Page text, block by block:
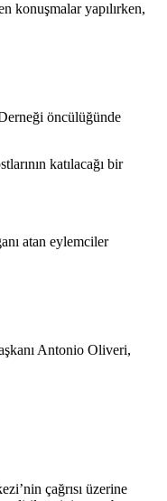
konuşmalar yapılırken,
öncülüğünde
katılacağı bir
atan eylemciler
Antonio Oliveri,
çağrısı üzerine